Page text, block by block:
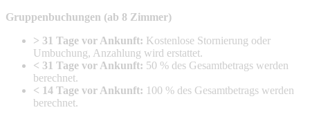
Gruppenbuchungen (ab 8 Zimmer)
> 31 Tage vor Ankunft: Kostenlose Stornierung oder
Umbuchung, Anzahlung wird erstattet.
< 31 Tage vor Ankunft: 50 % des Gesamtbetrags werden
berechnet.
< 14 Tage vor Ankunft: 100 % des Gesamtbetrags werden
berechnet.